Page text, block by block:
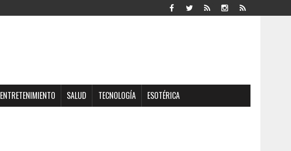
ENTRETENIMIENTO SALUD TECNOLOGÍA ESOTÉRICA